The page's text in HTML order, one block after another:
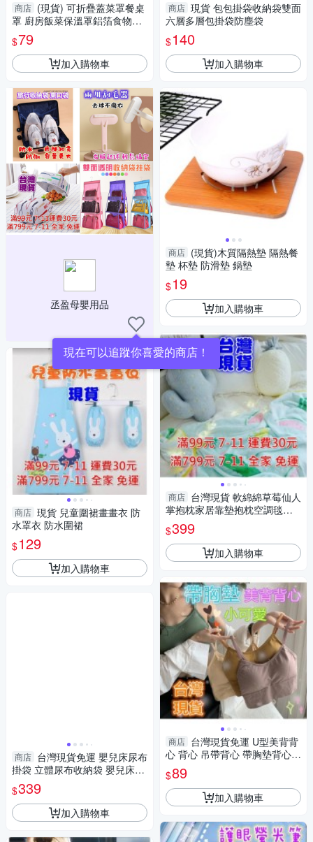
商店 (現貨) 可折疊蓋菜罩餐桌
罩 廚房飯菜保溫罩鋁箔食物罩
餐桌防塵罩 餐罩
$79
加入購物車
丞盈母嬰用品
現在可以追蹤你喜愛的商店！
商店 現貨 兒童圍裙畫畫衣 防
水罩衣 防水圍裙
$129
加入購物車
商店 台灣現貨免運 嬰兒床尿布
掛袋 立體尿布收納袋 嬰兒床掛
$339
加入購物車
商店 現貨 包包掛袋收納袋雙面
六層多層包掛袋防塵袋
$140
加入購物車
商店 (現貨)木質隔熱墊 隔熱餐
墊 杯墊 防滑墊 鍋墊
$19
加入購物車
商店 台灣現貨 軟綿綿草莓仙人
掌抱枕家居靠墊抱枕空調毯二
合一 聖誕禮物 交換禮物
$399
加入購物車
商店 台灣現貨免運 U型美背背
心 背心 吊帶背心 帶胸墊背心
運動背心 細肩帶小可愛
$89
加入購物車